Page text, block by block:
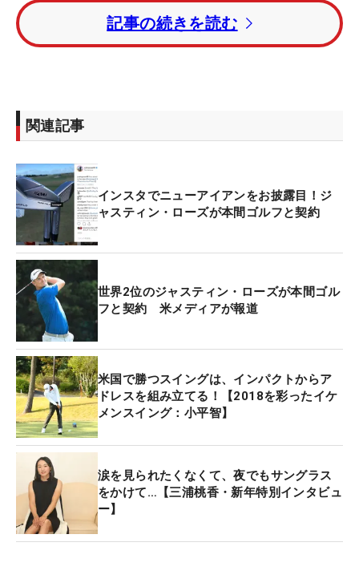
開幕に先立ち、初日の組み合わせが発表され、小平
は全米一の飛ばし屋として注目を集めるルーキーの
注目選手では、世界ランキング1位のブルックス・
ドリー（ともに米国）と。昨年覇者の
ジョンソンはブライソン・デシャンボー（ともに米
国）、ローリー・マキロイ （北アイルランド）は
ンダー・シャウフェレ
っている。
なお、タイガー・ウッズ、フィル・ミケルソン
もに米国）、世界ランキング2位の
ローズ（イングランド）は欠場となっている。
記事の続きを読む
関連記事
インスタでニューアイアンをお披露目！ジ
ャスティン・ローズが本間ゴルフと契約
世界2位のジャスティン・ローズが本間ゴル
フと契約 米メディアが報道
米国で勝つスイングは、インパクトからア
ドレスを組み立てる！【2018を彩ったイケ
メンスイング：小平智】
涙を見られたくなくて、夜でもサングラス
をかけて…【三浦桃香・新年特別インタビュ
ー】